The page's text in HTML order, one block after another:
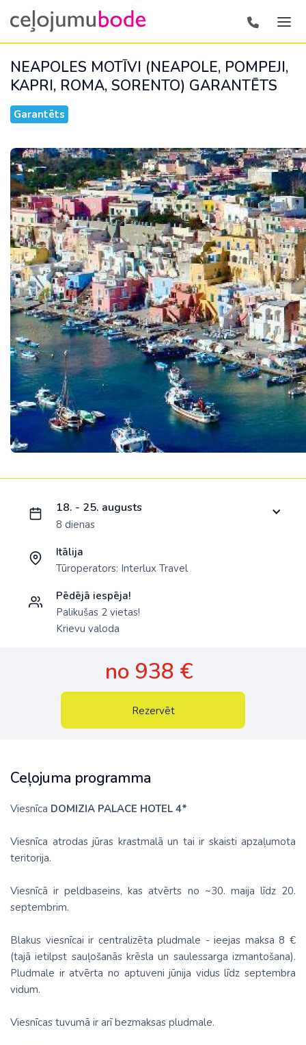
NEAPOLES MOTĪVI (NEAPOLE, POMPEJI,
KAPRI, ROMA, SORENTO) GARANTĒTS
Garantēts
Ceļojuma programma
Viesnīca DOMIZIA PALACE HOTEL 4*
Viesnīca atrodas jūras krastmalā un tai ir skaisti apzaļumota
teritorija.
Viesnīcā ir peldbaseins, kas atvērts no ~30. maija līdz 20.
septembrim.
Blakus viesnīcai ir centralizēta pludmale - ieejas maksa 8 €
(tajā ietilpst sauļošanās krēsla un saulessarga izmantošana).
Pludmale ir atvērta no aptuveni jūnija vidus līdz septembra
vidum.
Viesnīcas tuvumā ir arī bezmaksas pludmale.
18. - 25. augusts
8 dienas
Itālija
Tūroperators: Interlux Travel
Pēdējā iespēja!
Palikušas 2 vietas!
Krievu valoda
no 938 €
Rezervēt